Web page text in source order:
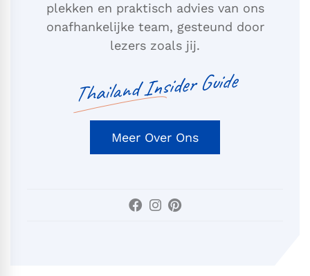
plekken en praktisch advies van ons
onafhankelijke team, gesteund door
lezers zoals jij.
Thailand Insider Guide
Meer Over Ons